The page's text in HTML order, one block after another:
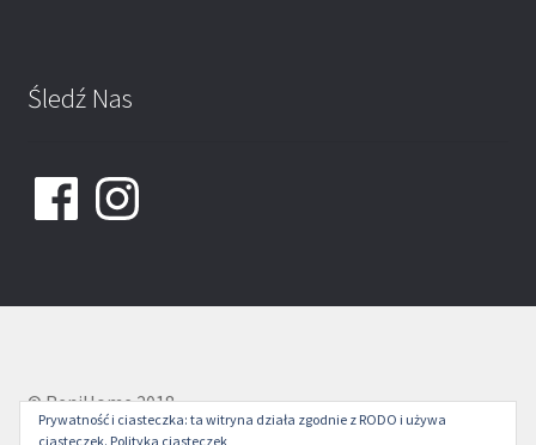
Śledź Nas
FacebookInstagram
© ReniHome 2018
Prywatność i ciasteczka: ta witryna działa zgodnie z RODO i używa
ciasteczek. Polityka ciasteczek